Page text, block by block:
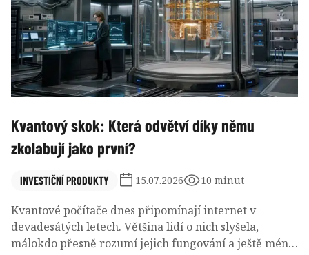
Kvantový skok: Která odvětví díky němu
zkolabují jako první?
INVESTIČNÍ PRODUKTY 15.07.2026 10 minut
Kvantové počítače dnes připomínají internet v
devadesátých letech. Většina lidí o nich slyšela,
málokdo přesně rozumí jejich fungování a ještě méně